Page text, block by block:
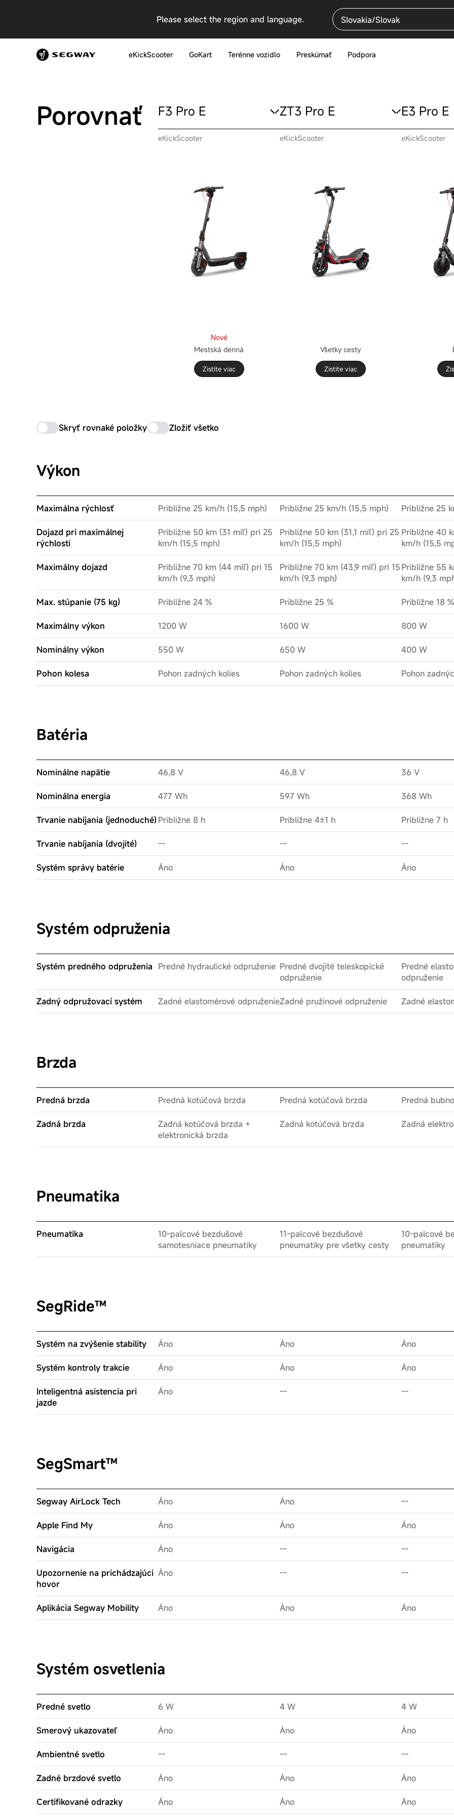
Please select the region and language. Slovakia/Slovak
eKickScooter GoKart Terénne vozidlo Preskúmať Podpora
F3 Pro E
eKickScooter
ZT3 Pro E
eKickScooter
E3 Pro E
eKickScooter
Porovnať
Nové
Mestská denná
Zistite viac
Všetky cesty
Zistite viac
Skryť rovnaké položky Zložiť všetko
Výkon
Maximálna rýchlosť Približne 25 km/h (15,5 mph) Približne 25 km/h (15,5 mph) Približne 25
Dojazd pri maximálnej
rýchlosti
Približne 50 km (31 míľ) pri 25
km/h (15,5 mph)
Približne 50 km (31,1 míľ) pri 25
km/h (15,5 mph)
Približne 40
km/h (15,5
Maximálny dojazd
Približne 70 km (44 míľ) pri 15
km/h (9,3 mph)
Približne 70 km (43,9 míľ) pri 15
km/h (9,3 mph)
Približne 55
km/h (9,3
Max. stúpanie (75 kg) Približne 24 % Približne 25 % Približne 18 %
Maximálny výkon 1200 W 1600 W 800 W
Nominálny výkon 550 W 650 W 400 W
Pohon kolesa Pohon zadných kolies Pohon zadných kolies Pohon
Batéria
Nominálne napätie 46,8 V 46,8 V 36 V
Nominálna energia 477 Wh 597 Wh 368 Wh
Trvanie nabíjania (jednoduché)Približne 8 h Približne 4±1 h Približne 7 h
Trvanie nabíjania (dvojité) -- -- --
Systém správy batérie Áno Áno Áno
Systém odpruženia
Systém predného odpruženia Predné hydraulické odpruženie Predné dvojité teleskopické
odpruženie
Predné
odpruženie
Zadný odpružovací systém Zadné elastomérové odpruženieZadné pružinové odpruženie Zadné
Brzda
Predná brzda Predná kotúčová brzda Predná kotúčová brzda Predná
Zadná brzda
Zadná kotúčová brzda +
elektronická brzda
Zadná kotúčová brzda Zadná
Pneumatika
Pneumatika
10-palcové bezdušové
samotesniace pneumatiky
11-palcové bezdušové
pneumatiky pre všetky cesty
10-palcové
pneumatiky
SegRide™
Systém na zvýšenie stability Áno Áno Áno
Systém kontroly trakcie Áno Áno Áno
Inteligentná asistencia pri
jazde
Áno -- --
SegSmart™
Segway AirLock Tech Áno Áno --
Apple Find My Áno Áno Áno
Navigácia Áno -- --
Upozornenie na prichádzajúci
hovor
Áno -- --
Aplikácia Segway Mobility Áno Áno Áno
Systém osvetlenia
Predné svetlo 6 W 4 W 4 W
Smerový ukazovateľ Áno Áno Áno
Ambientné svetlo -- -- --
Zadné brzdové svetlo Áno Áno Áno
Certifikované odrazky Áno Áno Áno